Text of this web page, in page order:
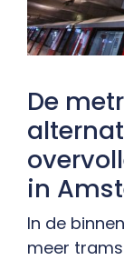
De
in
In de
meer